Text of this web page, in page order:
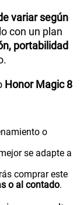
variar según
con un plan
portabilidad
Honor Magic 8
o
se adapte a
comprar este
o al contado.